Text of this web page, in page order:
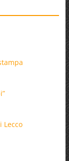
Lecco